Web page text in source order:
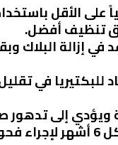
على الأقل
تنظيف أفضل.
إزالة البلاك
في
ويؤدي إلى